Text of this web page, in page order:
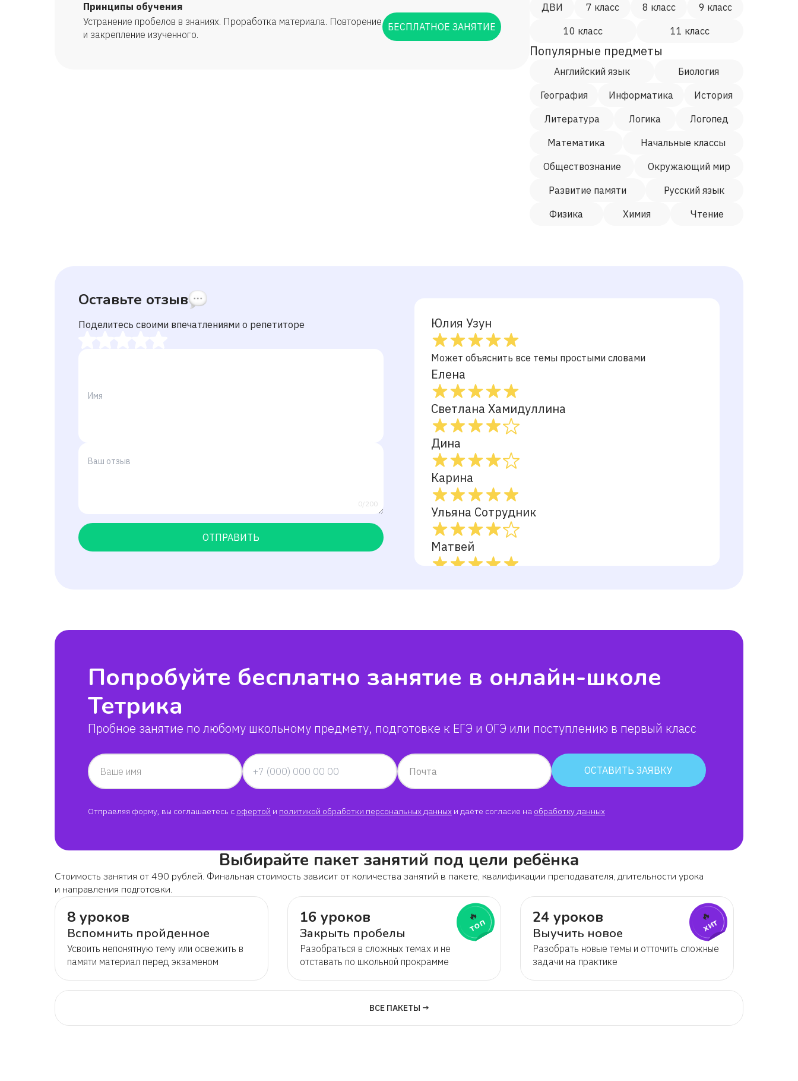
Принципы обучения
Устранение пробелов в знаниях. Проработка материала. Повторение
и закрепление изученного.
БЕСПЛАТНОЕ ЗАНЯТИЕ
ДВИ
7 класс 8 класс
9 класс
10 класс
11 класс
Популярные предметы
Английский язык
Биология
География
Информатика
История
Литература
Логика
Логопед
Математика
Начальные классы
Обществознание
Окружающий мир
Развитие памяти
Русский язык
Физика
Химия Чтение
Оставьте отзыв
Поделитесь своими впечатлениями о репетиторе
0/200
ОТПРАВИТЬ
Юлия Узун
Может объяснить все темы простыми словами
Елена
Светлана Хамидуллина
Дина
Карина
Ульяна Сотрудник
Матвей
Гелена
Светлана
Попробуйте бесплатно занятие в онлайн-школе
Тетрика
Пробное занятие по любому школьному предмету, подготовке к ЕГЭ и ОГЭ или поступлению в первый класс
Ваше имя Почта ОСТАВИТЬ ЗАЯВКУ
Отправляя форму, вы соглашаетесь с офертой и политикой обработки персональных данных и даёте согласие на обработку данных
Выбирайте пакет занятий под цели ребёнка
Стоимость занятия от 490 рублей. Финальная стоимость зависит от количества занятий в пакете, квалификации преподавателя, длительности урока
и направления подготовки.
8 уроков
Вспомнить пройденное
Усвоить непонятную тему или освежить в
памяти материал перед экзаменом
16 уроков
Закрыть пробелы
Разобраться в сложных темах и не
отставать по школьной прокрамме
🔥
топ 24 уроков
Выучить новое
Разобрать новые темы и отточить сложные
задачи на практике
🔥
хит
ВСЕ ПАКЕТЫ →